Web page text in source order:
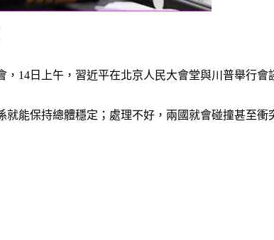
14日上午，習近平在北京人民大會堂與川普舉行
能保持總體穩定；處理不好，兩國就會碰撞甚至